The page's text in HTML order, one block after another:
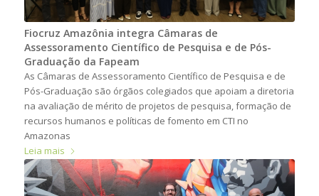
Fiocruz Amazônia integra Câmaras de
Assessoramento Científico de Pesquisa e de Pós-
Graduação da Fapeam
As Câmaras de Assessoramento Científico de Pesquisa e de
Pós-Graduação são órgãos colegiados que apoiam a diretoria
na avaliação de mérito de projetos de pesquisa, formação de
recursos humanos e políticas de fomento em CTI no
Amazonas
Leia mais